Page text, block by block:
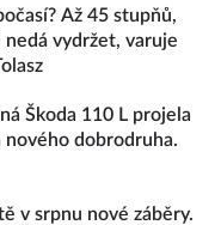
Až 45 stupňů,
vydržet, varuje
Škoda 110 L projela
nového dobrodruha.
v srpnu nové záběry.